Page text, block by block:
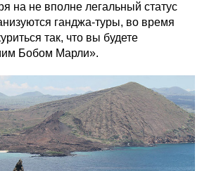
на не вполне легальный статус
ганджа-туры, во время
так, что вы будете
Бобом Марли».